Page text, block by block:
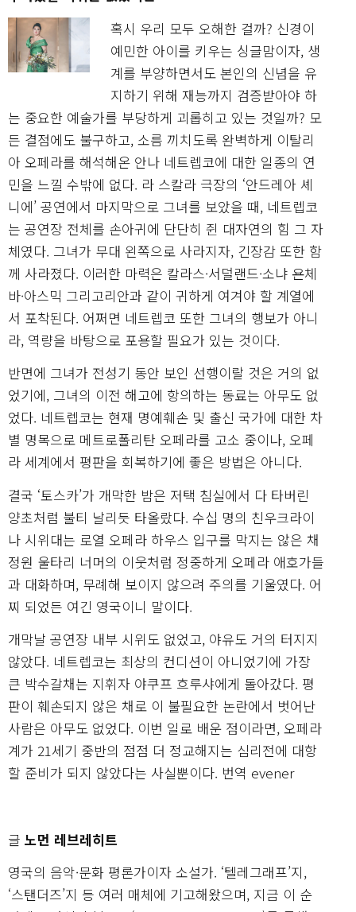
혹시 우리 모두 오해한 걸까? 신경이
예민한 아이를 키우는 싱글맘이자, 생
계를 부양하면서도 본인의 신념을 유
지하기 위해 재능까지 검증받아야 하
는 중요한 예술가를 부당하게 괴롭히고 있는 것일까? 모
든 결점에도 불구하고, 소름 끼치도록 완벽하게 이탈리
아 오페라를 해석해온 안나 네트렙코에 대한 일종의 연
민을 느낄 수밖에 없다. 라 스칼라 극장의 ‘안드레아 셰
니에’ 공연에서 마지막으로 그녀를 보았을 때, 네트렙코
는 공연장 전체를 손아귀에 단단히 쥔 대자연의 힘 그 자
체였다. 그녀가 무대 왼쪽으로 사라지자, 긴장감 또한 함
께 사라졌다. 이러한 마력은 칼라스·서덜랜드·소냐 욘체
바·아스믹 그리고리안과 같이 귀하게 여겨야 할 계열에
서 포착된다. 어쩌면 네트렙코 또한 그녀의 행보가 아니
라, 역량을 바탕으로 포용할 필요가 있는 것이다.
반면에 그녀가 전성기 동안 보인 선행이랄 것은 거의 없
었기에, 그녀의 이전 해고에 항의하는 동료는 아무도 없
었다. 네트렙코는 현재 명예훼손 및 출신 국가에 대한 차
별 명목으로 메트로폴리탄 오페라를 고소 중이나, 오페
라 세계에서 평판을 회복하기에 좋은 방법은 아니다.
결국 ‘토스카’가 개막한 밤은 저택 침실에서 다 타버린
양초처럼 불티 날리듯 타올랐다. 수십 명의 친우크라이
나 시위대는 로열 오페라 하우스 입구를 막지는 않은 채
정원 울타리 너머의 이웃처럼 정중하게 오페라 애호가들
과 대화하며, 무례해 보이지 않으려 주의를 기울였다. 어
찌 되었든 여긴 영국이니 말이다.
개막날 공연장 내부 시위도 없었고, 야유도 거의 터지지
않았다. 네트렙코는 최상의 컨디션이 아니었기에 가장
큰 박수갈채는 지휘자 야쿠프 흐루샤에게 돌아갔다. 평
판이 훼손되지 않은 채로 이 불필요한 논란에서 벗어난
사람은 아무도 없었다. 이번 일로 배운 점이라면, 오페라
계가 21세기 중반의 점점 더 정교해지는 심리전에 대항
할 준비가 되지 않았다는 사실뿐이다. 번역 evener
글 노먼 레브레히트
영국의 음악·문화 평론가이자 소설가. ‘텔레그래프’지,
‘스탠더즈’지 등 여러 매체에 기고해왔으며, 지금 이 순